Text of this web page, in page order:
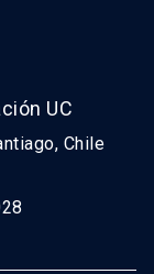
UC
Chile